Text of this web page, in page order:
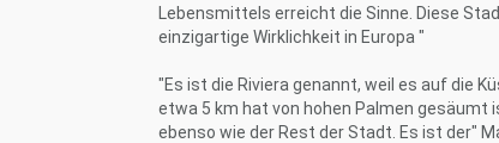
Lebensmittels erreicht die Sinne. Diese
einzigartige Wirklichkeit in Europa "
"Es ist die Riviera genannt, weil es auf die
etwa 5 km hat von hohen Palmen gesäumt
ebenso wie der Rest der Stadt. Es ist der"